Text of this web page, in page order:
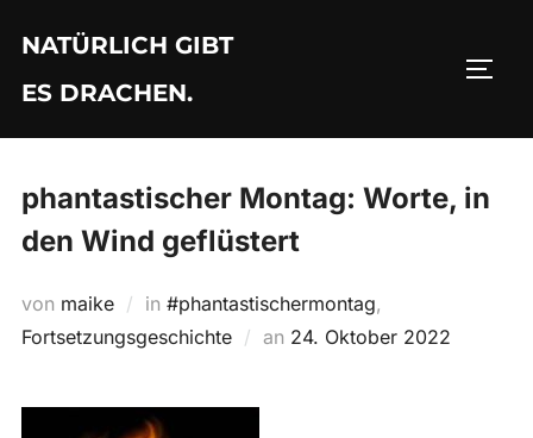
Inhalten
springen
NATÜRLICH GIBT
ES DRACHEN.
phantastischer Montag: Worte, in
den Wind geflüstert
von maike in #phantastischermontag,
Fortsetzungsgeschichte
an Veröffentlicht
24. Oktober 2022